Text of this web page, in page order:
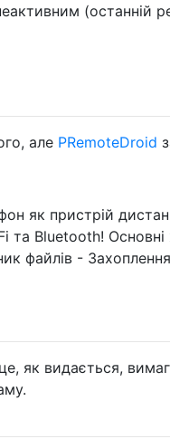
(останній
але PRemoteDroid
як пристрій
та Bluetooth!
файлів -
як видається,